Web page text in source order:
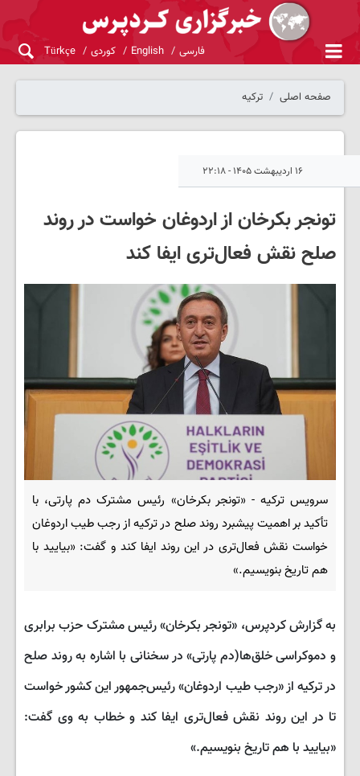
فارسی English کوردی Türkçe
صفحه اصلی ترکیه
۱۶ اردیبهشت ۱۴۰۵ - ۲۲:۱۸
تونجر بکرخان از اردوغان خواست در روند
صلح نقش فعال‌تری ایفا کند
سرویس ترکیه - «تونجر بکرخان» رئیس مشترک دم پارتی، با
تأکید بر اهمیت پیشبرد روند صلح در ترکیه از رجب طیب اردوغان
خواست نقش فعال‌تری در این روند ایفا کند و گفت: «بیایید با
هم تاریخ بنویسیم.»
به گزارش کردپرس، «تونجر بکرخان» رئیس مشترک حزب برابری
و دموکراسی خلق‌ها(دم پارتی» در سخنانی با اشاره به روند صلح
در ترکیه از «رجب طیب اردوغان» رئیس‌جمهور این کشور خواست
تا در این روند نقش فعال‌تری ایفا کند و خطاب به وی گفت:
«بیایید با هم تاریخ بنویسیم.»